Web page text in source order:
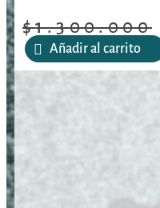
$1.300.000
Añadir al carrito